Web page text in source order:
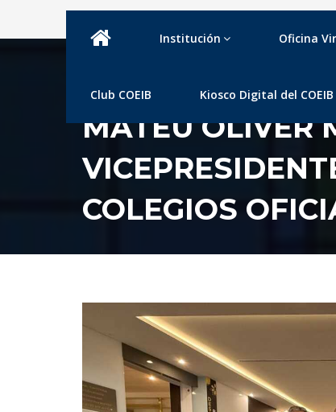
Institución Oficina
Club COEIB Kiosco Digital del COEIB
MATEU OLIVER
COLEGIOS